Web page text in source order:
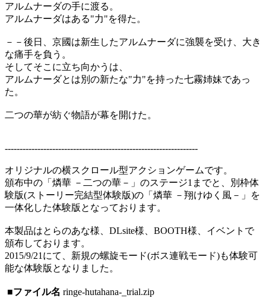
アルムナーダの手に渡る。
アルムナーダはある"力"を得た。
－－後日、京國は新生したアルムナーダに強襲を受け、大き
な痛手を負う。
そしてそこに立ち向かうは、
アルムナーダとは別の新たな"力"を持った七霧姉妹であっ
た。
二つの華が紡ぐ物語が幕を開けた。
-----------------------------------------------------------------
オリジナルの横スクロール型アクションゲームです。
頒布中の「燐華 －二つの華－」のステージ1までと、別枠体
験版(ストーリー完結型体験版)の「燐華 －翔けゆく風－」を
一体化した体験版となっております。
本製品はとらのあな様、DLsite様、BOOTH様、イベントで
頒布しております。
2015/9/21にて、新規の螺旋モード(ボス連戦モード)も体験可
能な体験版となりました。
■ファイル名 ringe-hutahana-_trial.zip